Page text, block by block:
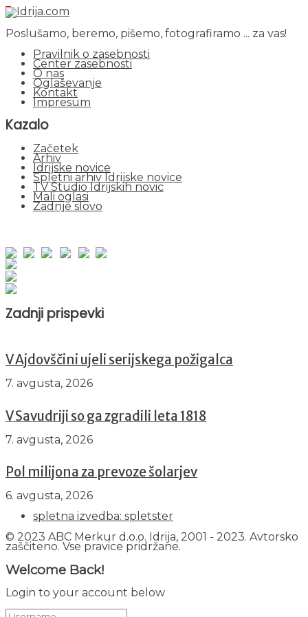
Poslušamo, beremo, pišemo, fotografiramo ... za vas!
Pravilnik o zasebnosti
Center zasebnosti
O nas
Oglaševanje
Kontakt
Impresum
Kazalo
Začetek
Arhiv
Idrijske novice
Spletni arhiv Idrijske novice
TV Studio Idrijskih novic
Mali oglasi
Zadnje slovo
Zadnji prispevki
V Ajdovščini ujeli serijskega požigalca
7. avgusta, 2026
V Savudriji so ga zgradili leta 1818
7. avgusta, 2026
Pol milijona za prevoze šolarjev
6. avgusta, 2026
spletna izvedba: spletster
© 2023 ABC Merkur d.o.o. Idrija, 2001 - 2023. Avtorsko
zaščiteno. Vse pravice pridržane.
Welcome Back!
Login to your account below